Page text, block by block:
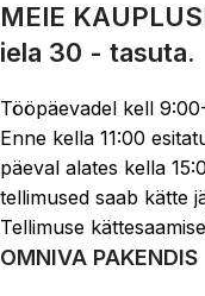
MEIE
iela 30 - tasuta.
Tööpäevadel kell
Enne kella 11:00
päeval alates kella
tellimused saab kätte
Tellimuse
OMNIVA PAKENDIS